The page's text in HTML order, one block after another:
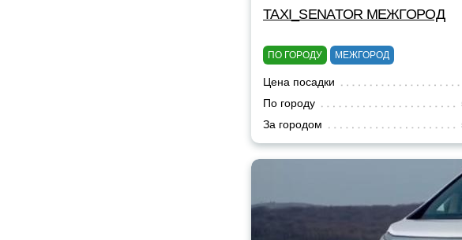
TAXI_SENATOR МЕЖГОРОД
ПО ГОРОДУ МЕЖГОРОД
Цена посадки
По городу
За городом